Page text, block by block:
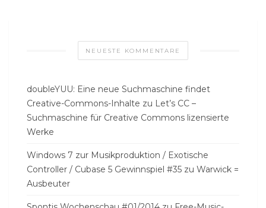
NEUESTE KOMMENTARE
doubleYUU: Eine neue Suchmaschine findet
Creative-Commons-Inhalte zu Let’s CC –
Suchmaschine für Creative Commons lizensierte
Werke
Windows 7 zur Musikproduktion / Exotische
Controller / Cubase 5 Gewinnspiel #35 zu Warwick =
Ausbeuter